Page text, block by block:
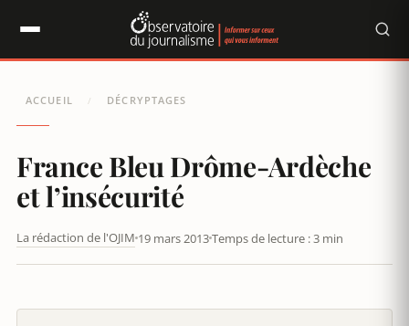
ACCUEIL / DÉCRYPTAGES
France Bleu Drôme-Ardèche
et l’insécurité
La rédaction de l'OJIM 19 mars 2013Temps de lecture : 3 min
Panneau de gestion des cookies